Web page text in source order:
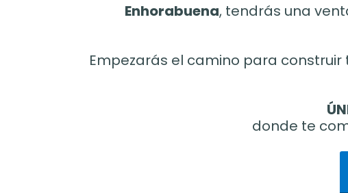
Enhorabuena, tendrás una
Empezarás el camino para
donde te